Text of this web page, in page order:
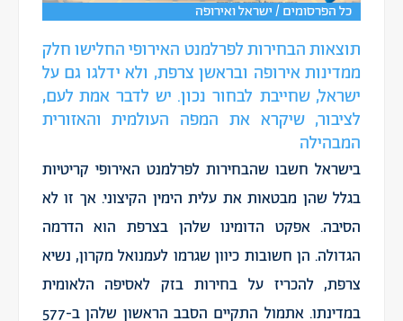
כל הפרסומים / ישראל ואירופה
תוצאות הבחירות לפרלמנט האירופי החלישו חלק
ממדינות אירופה ובראשן צרפת, ולא ידלגו גם על
ישראל, שחייבת לבחור נכון. יש לדבר אמת לעם,
לציבור, שיקרא את המפה העולמית והאזורית
המבהילה
בישראל חשבו שהבחירות לפרלמנט האירופי קריטיות
בגלל שהן מבטאות את עלית הימין הקיצוני. אך זו לא
הסיבה. אפקט הדומינו שלהן בצרפת הוא הדרמה
הגדולה. הן חשובות כיוון שגרמו לעמנואל מקרון, נשיא
צרפת, להכריז על בחירות בזק לאסיפה הלאומית
במדינתו. אתמול התקיים הסבב הראשון שלהן ב-577